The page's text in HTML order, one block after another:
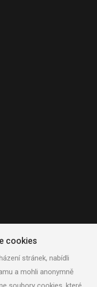
cookies
stránek, nabídli
a mohli anonymně